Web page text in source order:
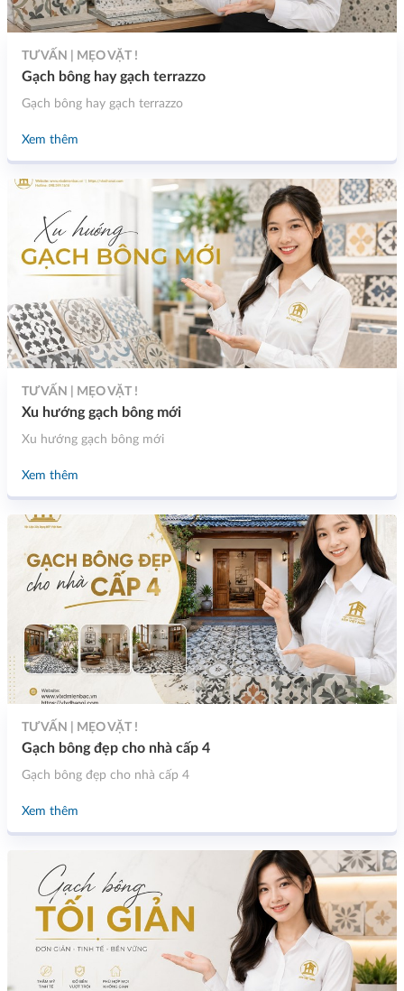
TƯ VẤN | MẸO VẶT !
Gạch bông hay gạch terrazzo
Gạch bông hay gạch terrazzo
Xem thêm
TƯ VẤN | MẸO VẶT !
Xu hướng gạch bông mới
Xu hướng gạch bông mới
Xem thêm
TƯ VẤN | MẸO VẶT !
Gạch bông đẹp cho nhà cấp 4
Gạch bông đẹp cho nhà cấp 4
Xem thêm